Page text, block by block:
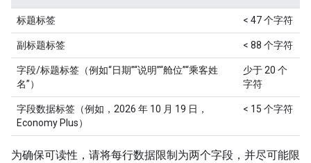
标题标签 < 47 个字符
副标题标签 < 88 个字符
字段/标题标签（例如“日期”“说明”“舱位”“乘客姓
名”）
少于 20 个
字符
字段数据标签（例如，2026 年 10 月 19 日，
Economy Plus）
< 15 个字符
为确保可读性，请将每行数据限制为两个字段，并尽可能限